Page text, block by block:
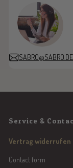
SABRO@SABRO.DE
Service &
Vertrag widerrufen
Contact form